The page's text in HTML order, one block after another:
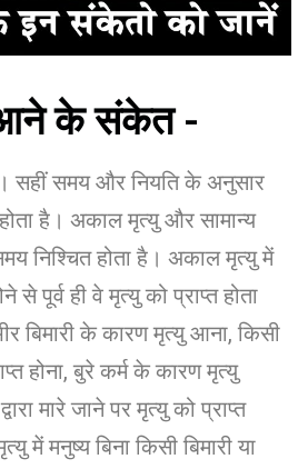
के संकेत -
सहीं समय और नियति के अनुसार
है। अकाल मृत्यु और सामान्य
निश्चित होता है। अकाल मृत्यु में
से पूर्व ही वे मृत्यु को प्राप्त होता
बिमारी के कारण मृत्यु आना, किसी
होना, बुरे कर्म के कारण मृत्यु
मारे जाने पर मृत्यु को प्राप्त
में मनुष्य बिना किसी बिमारी या